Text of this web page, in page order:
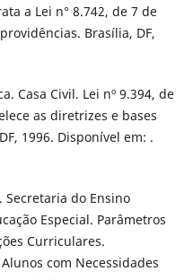
a Lei n° 8.742, de 7 de
Brasília, DF,
Casa Civil. Lei nº 9.394, de
as diretrizes e bases
1996. Disponível em: .
Secretaria do Ensino
Especial. Parâmetros
Curriculares.
com Necessidades